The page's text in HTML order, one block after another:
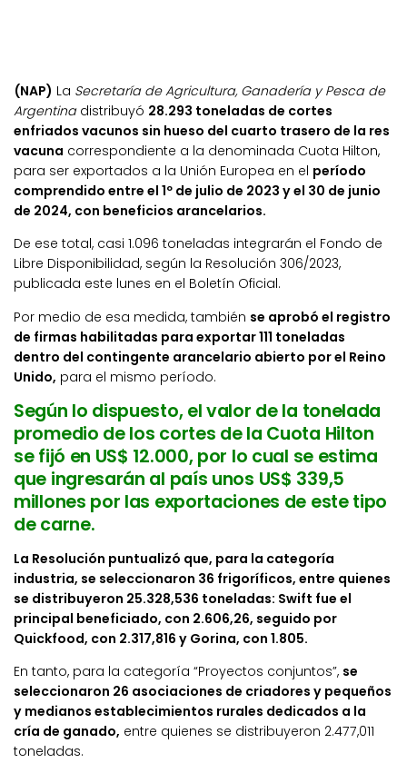
(NAP) La Secretaría de Agricultura, Ganadería y Pesca de
Argentinadistribuyó 28.293 toneladas de cortes
enfriados vacunos sin hueso del cuarto trasero de la res
vacuna correspondiente a la denominada Cuota Hilton,
para ser exportados a la Unión Europea en el período
comprendido entre el 1º de julio de 2023 y el 30 de junio
de 2024, con beneficios arancelarios.
De ese total, casi 1.096 toneladas integrarán el Fondo de
Libre Disponibilidad, según la Resolución 306/2023,
publicada este lunes en el Boletín Oficial.
Por medio de esa medida, también se aprobó el registro
de firmas habilitadas para exportar 111 toneladas
dentro del contingente arancelario abierto por el Reino
Unido, para el mismo período.
Según lo dispuesto, el valor de la tonelada
promedio de los cortes de la Cuota Hilton
se fijó en US$ 12.000, por lo cual se estima
que ingresarán al país unos US$ 339,5
millones por las exportaciones de este tipo
de carne.
La Resolución puntualizó que, para la categoría
industria, se seleccionaron 36 frigoríficos, entre quienes
se distribuyeron 25.328,536 toneladas: Swift fue el
principal beneficiado, con 2.606,26, seguido por
Quickfood, con 2.317,816 y Gorina, con 1.805.
En tanto, para la categoría “Proyectos conjuntos”, se
seleccionaron 26 asociaciones de criadores y pequeños
y medianos establecimientos rurales dedicados a la
cría de ganado, entre quienes se distribuyeron 2.477,011
toneladas.